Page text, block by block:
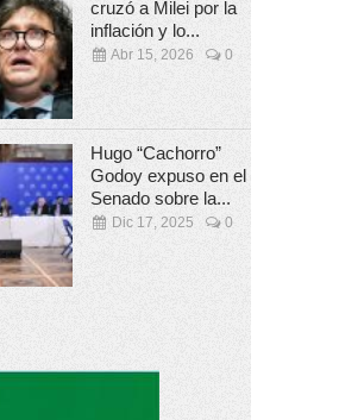
cruzó a Milei por la
inflación y lo...
Abr 15, 2026 0
Hugo “Cachorro”
Godoy expuso en el
Senado sobre la...
Dic 17, 2025 0